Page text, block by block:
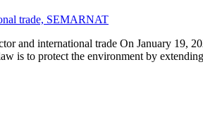
and international trade On January 19,
is to protect the environment by